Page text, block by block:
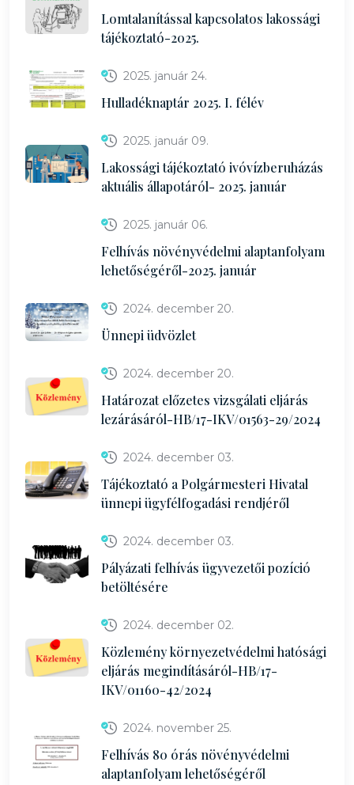
Lomtalanítással kapcsolatos lakossági
tájékoztató-2025.
2025. január 24.
Hulladéknaptár 2025. I. félév
2025. január 09.
Lakossági tájékoztató ivóvízberuházás
aktuális állapotáról- 2025. január
2025. január 06.
Felhívás növényvédelmi alaptanfolyam
lehetőségéről-2025. január
2024. december 20.
Ünnepi üdvözlet
2024. december 20.
Határozat előzetes vizsgálati eljárás
lezárásáról-HB/17-IKV/01563-29/2024
2024. december 03.
Tájékoztató a Polgármesteri Hivatal
ünnepi ügyfélfogadási rendjéről
2024. december 03.
Pályázati felhívás ügyvezetői pozíció
betöltésére
2024. december 02.
Közlemény környezetvédelmi hatósági
eljárás megindításáról-HB/17-
IKV/01160-42/2024
2024. november 25.
Felhívás 80 órás növényvédelmi
alaptanfolyam lehetőségéről